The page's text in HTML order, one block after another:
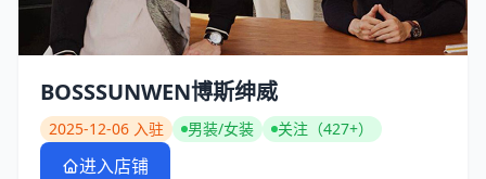
BOSSSUNWEN博斯绅威
2025-12-06 入驻 男装/女装 关注（427+）
进入店铺